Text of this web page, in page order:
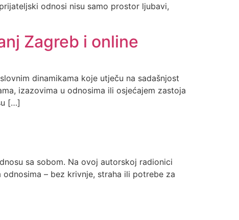
odnosi nisu samo prostor ljubavi,
Zagreb i online
dinamika­ma koje utječu na sadašnjost
izazovima u odnosima ili osjećajem zastoja
[…]
sa sobom. Na ovoj autorskoj radionici
– bez krivnje, straha ili potrebe za